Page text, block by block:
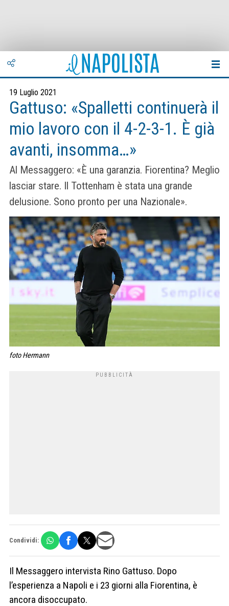
19 Luglio 2021
Gattuso: «Spalletti continuerà il
mio lavoro con il 4-2-3-1. È già
avanti, insomma…»
Al Messaggero: «È una garanzia. Fiorentina? Meglio
lasciar stare. Il Tottenham è stata una grande
delusione. Sono pronto per una Nazionale».
foto Hermann
Condividi:
Il Messaggero intervista Rino Gattuso. Dopo
l’esperienza a Napoli e i 23 giorni alla Fiorentina, è
ancora disoccupato.